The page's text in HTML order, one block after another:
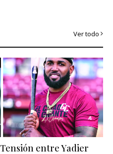
Ver todo
Tensión entre Yadier